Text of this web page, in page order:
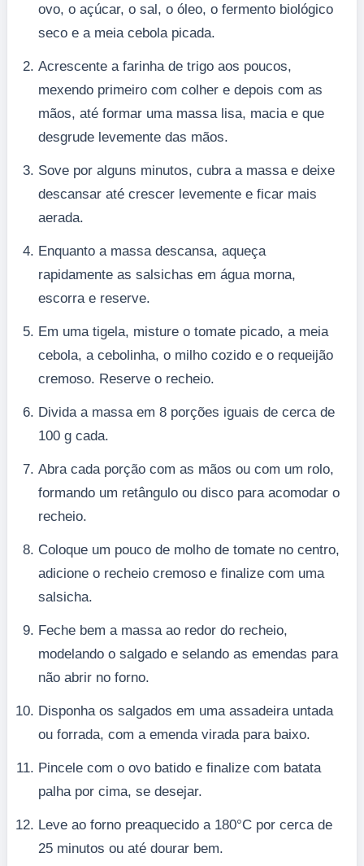
ovo, o açúcar, o sal, o óleo, o fermento biológico
seco e a meia cebola picada.
Acrescente a farinha de trigo aos poucos,
mexendo primeiro com colher e depois com as
mãos, até formar uma massa lisa, macia e que
desgrude levemente das mãos.
Sove por alguns minutos, cubra a massa e deixe
descansar até crescer levemente e ficar mais
aerada.
Enquanto a massa descansa, aqueça
rapidamente as salsichas em água morna,
escorra e reserve.
Em uma tigela, misture o tomate picado, a meia
cebola, a cebolinha, o milho cozido e o requeijão
cremoso. Reserve o recheio.
Divida a massa em 8 porções iguais de cerca de
100 g cada.
Abra cada porção com as mãos ou com um rolo,
formando um retângulo ou disco para acomodar o
recheio.
Coloque um pouco de molho de tomate no centro,
adicione o recheio cremoso e finalize com uma
salsicha.
Feche bem a massa ao redor do recheio,
modelando o salgado e selando as emendas para
não abrir no forno.
Disponha os salgados em uma assadeira untada
ou forrada, com a emenda virada para baixo.
Pincele com o ovo batido e finalize com batata
palha por cima, se desejar.
Leve ao forno preaquecido a 180°C por cerca de
25 minutos ou até dourar bem.